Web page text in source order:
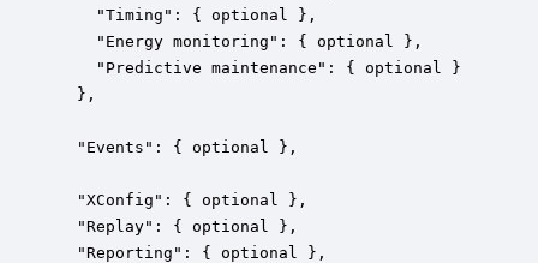
    "Timing": { optional },
    "Energy monitoring": { optional },
    "Predictive maintenance": { optional }
  },
  "Events": { optional },
  "XConfig": { optional },
  "Replay": { optional },
  "Reporting": { optional },